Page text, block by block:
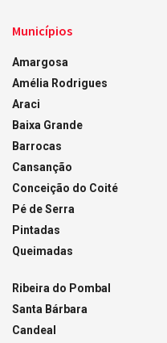
Municípios
Amargosa
Amélia Rodrigues
Araci
Baixa Grande
Barrocas
Cansanção
Conceição do Coité
Pé de Serra
Pintadas
Queimadas
Ribeira do Pombal
Santa Bárbara
Candeal